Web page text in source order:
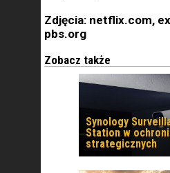
Zdjęcia: netflix.com,
pbs.org
Zobacz także
Synology
Station w
strategicznych